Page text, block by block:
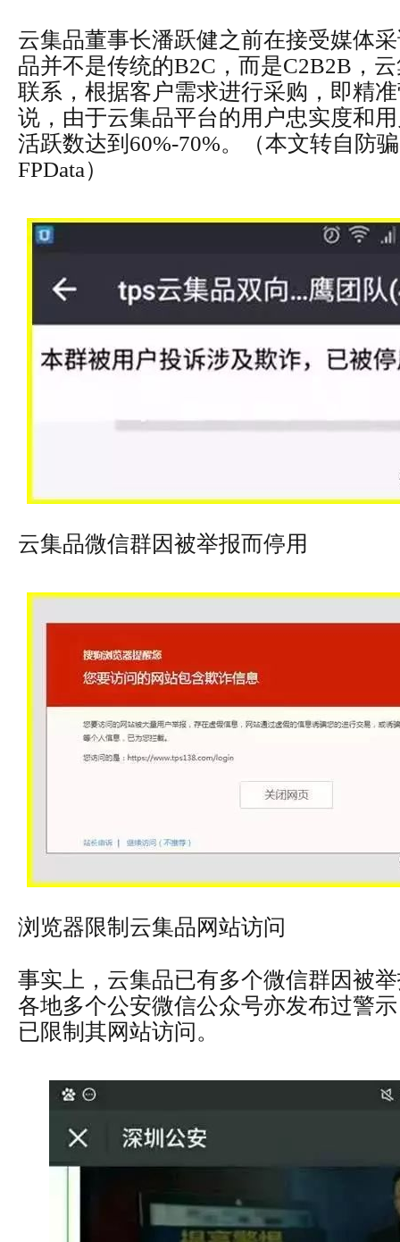
云集品董事长潘跃健之前在接受媒体
品并不是传统的B2C，而是C2B2B，
联系，根据客户需求进行采购，即精
说，由于云集品平台的用户忠实度和
活跃数达到60%-70%。
（本文转自防
FPData）
云集品微信群因被举报而停用
浏览器限制云集品网站访问
事实上，云集品已有多个微信群因被
各地多个公安微信公众号亦发布过警
已限制其网站访问。